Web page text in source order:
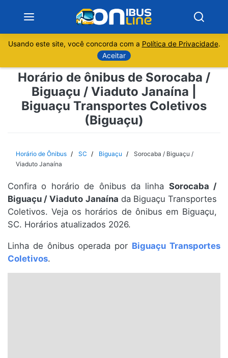
Sobre
Minas Gerais
Rio de Janeiro
Espírito Santo
Paraná
Rio Grande do Sul
Usando este site, você concorda com a Política de Privacidade.
Aceitar
Horário de ônibus de Sorocaba /
Biguaçu / Viaduto Janaína |
Biguaçu Transportes Coletivos
(Biguaçu)
Horário de Ônibus SC Biguaçu
Sorocaba / Biguaçu /
Viaduto Janaína
Confira o horário de ônibus da linha Sorocaba /
Biguaçu / Viaduto Janaína da Biguaçu Transportes
Coletivos. Veja os horários de ônibus em Biguaçu,
SC. Horários atualizados 2026.
Linha de ônibus operada por Biguaçu Transportes
Coletivos.